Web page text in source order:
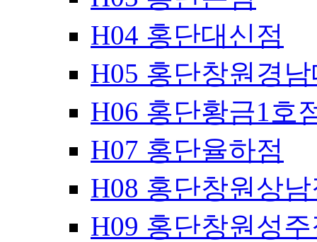
H04 홍단대신점
H05 홍단창원경
H06 홍단황금1호
H07 홍단율하점
H08 홍단창원상
H09 홍단창원성